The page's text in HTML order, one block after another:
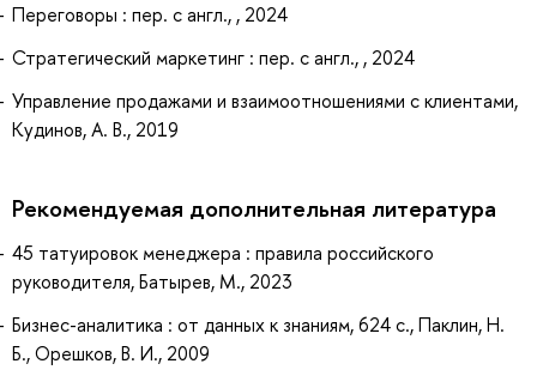
Переговоры : пер. с англ., , 2024
Стратегический маркетинг : пер. с англ., , 2024
Управление продажами и взаимоотношениями с клиентами,
Кудинов, А. В., 2019
Рекомендуемая дополнительная литература
45 татуировок менеджера : правила российского
руководителя, Батырев, М., 2023
Бизнес-аналитика : от данных к знаниям, 624 с., Паклин, Н.
Б., Орешков, В. И., 2009